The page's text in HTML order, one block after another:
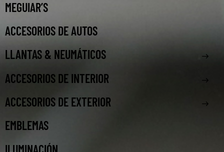
MEGUIAR’S
ACCESORIOS DE AUTOS
LLANTAS & NEUMÁTICOS
ACCESORIOS DE INTERIOR
ACCESORIOS DE EXTERIOR
EMBLEMAS